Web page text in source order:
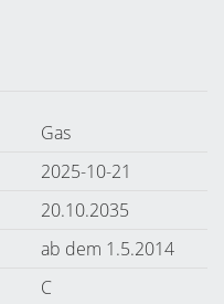
Gas
2025-10-21
20.10.2035
ab dem 1.5.2014
C